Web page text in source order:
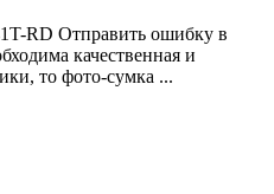
RD Отправить ошибку в
качественная и
то фото-сумка ...